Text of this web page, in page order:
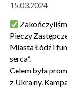
15.03.2024
Pieczy
Miasta Łódź i
serca”.
Celem była
z Ukrainy.